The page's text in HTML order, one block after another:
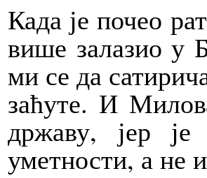
Када је почео
више залазио у
ми се да
заћуте. И
државу, јер
уметности, а не